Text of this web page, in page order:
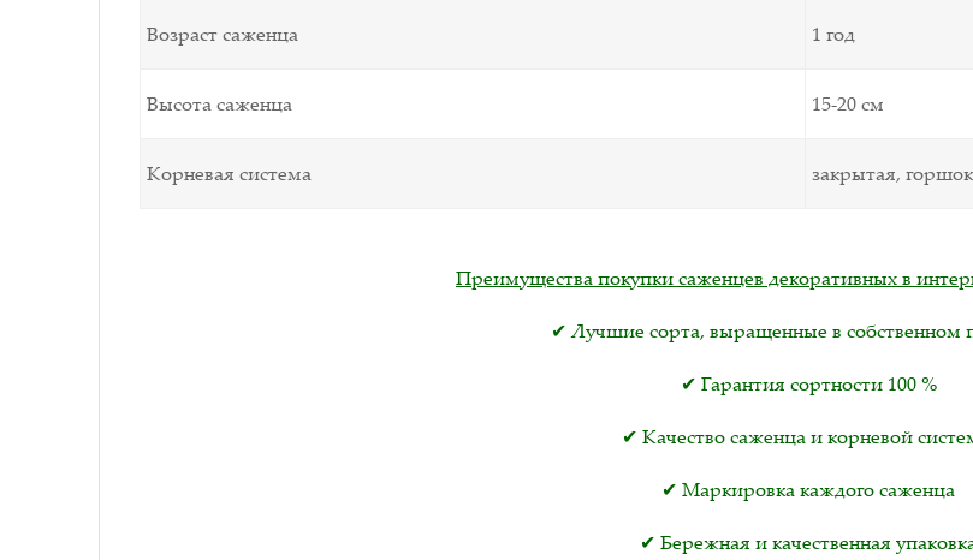
Возраст саженца 1 год
Высота саженца 15-20 см
Корневая система закрытая, горшок
Преимущества покупки саженцев декоративных в
✔ Лучшие сорта, выращенные в собственном
✔ Гарантия сортности 100 %
✔ Качество саженца и корневой
✔ Маркировка каждого саженца
✔ Бережная и качественная